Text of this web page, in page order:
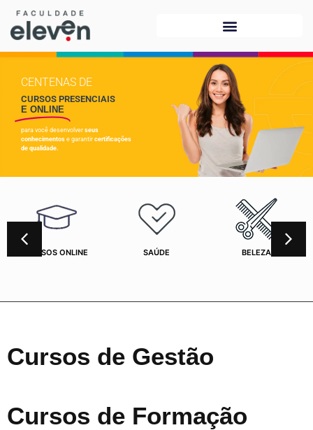
CENTENAS DE
CURSOS PRESENCIAIS
E ONLINE
para você desenvolver seus
conhecimentos e garantir certificações
de qualidade.
CURSOS ONLINE SAÚDE BELEZA
Cursos de Gestão
Cursos de Formação